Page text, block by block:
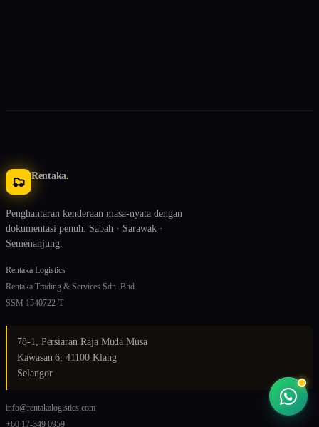
Rentaka.
Penghantaran kenderaan masa-nyata dengan
dokumentasi penuh. Sabah · Sarawak ·
Semenanjung.
Rentaka Logistics
Rentaka Trading & Services Sdn. Bhd.
SSM 1540722-T
78-1, Persiaran Raja Muda Musa
Kawasan 6, 41100 Klang
Selangor
info@rentakalogistics.com
+60 17-349 0959